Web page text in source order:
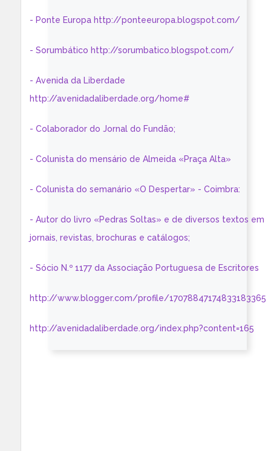
- Ponte Europa http://ponteeuropa.blogspot.com/
- Sorumbático http://sorumbatico.blogspot.com/
- Avenida da Liberdade
http://avenidadaliberdade.org/home#
- Colaborador do Jornal do Fundão;
- Colunista do mensário de Almeida «Praça Alta»
- Colunista do semanário «O Despertar» - Coimbra:
- Autor do livro «Pedras Soltas» e de diversos textos em
jornais, revistas, brochuras e catálogos;
- Sócio N.º 1177 da Associação Portuguesa de Escritores
http://www.blogger.com/profile/17078847174833183365
http://avenidadaliberdade.org/index.php?content=165